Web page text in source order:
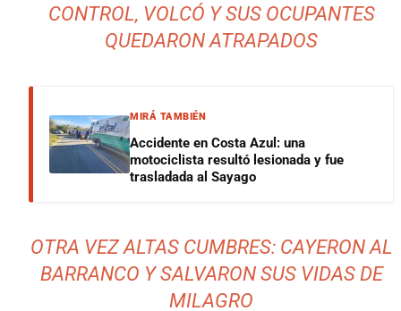
CONTROL, VOLCÓ Y SUS OCUPANTES
QUEDARON ATRAPADOS
MIRÁ TAMBIÉN
Accidente en Costa Azul: una
motociclista resultó lesionada y fue
trasladada al Sayago
OTRA VEZ ALTAS CUMBRES: CAYERON AL
BARRANCO Y SALVARON SUS VIDAS DE
MILAGRO